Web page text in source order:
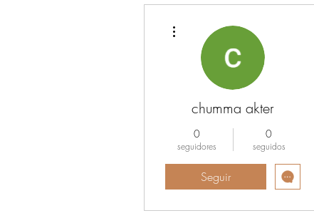
chumma akter
0
seguidores
0
seguidos
Seguir